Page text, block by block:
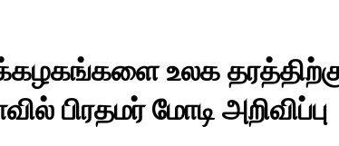
உலக தரத்திற்கு
பிரதமர் மோடி அறிவிப்பு